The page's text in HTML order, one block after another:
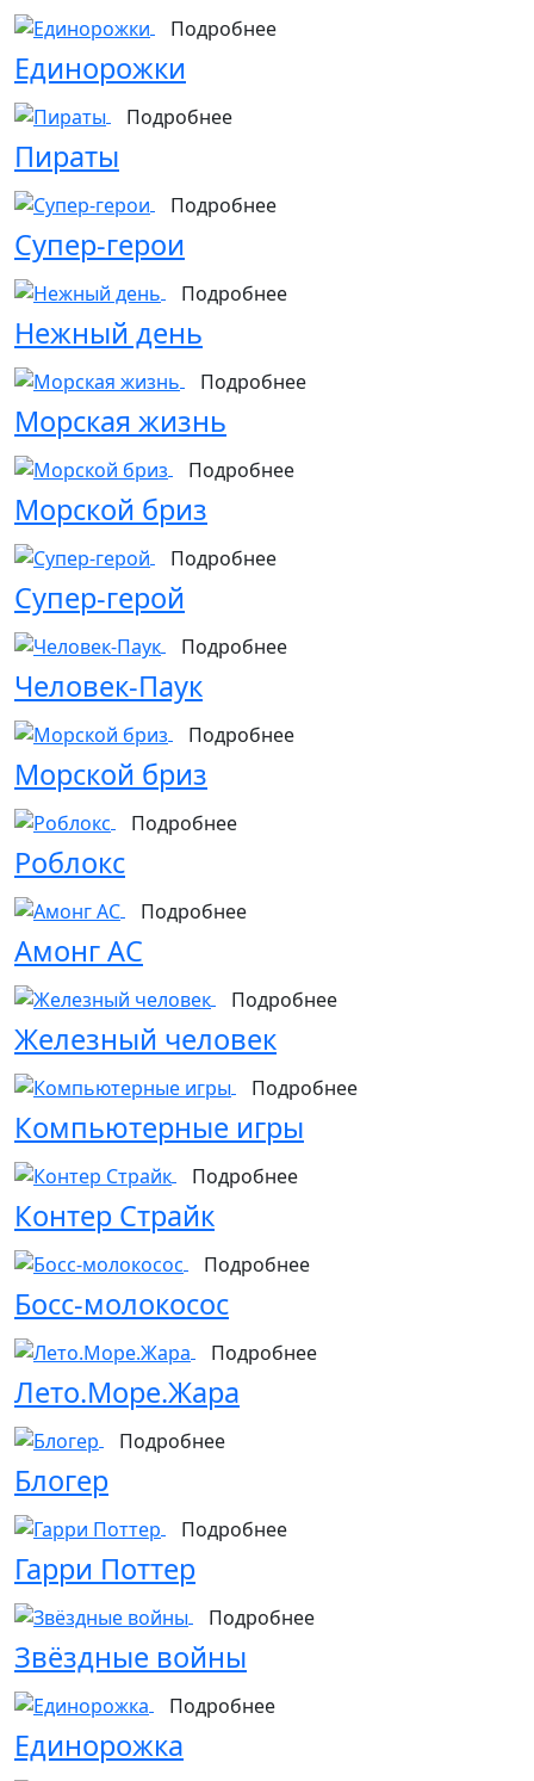
Подробнее
Единорожки
Подробнее
Пираты
Подробнее
Супер-герои
Подробнее
Нежный день
Подробнее
Морская жизнь
Подробнее
Морской бриз
Подробнее
Супер-герой
Подробнее
Человек-Паук
Подробнее
Морской бриз
Подробнее
Роблокс
Подробнее
Амонг АС
Подробнее
Железный человек
Подробнее
Компьютерные игры
Подробнее
Контер Страйк
Подробнее
Босс-молокосос
Подробнее
Лето.Море.Жара
Подробнее
Блогер
Подробнее
Гарри Поттер
Подробнее
Звёздные войны
Подробнее
Единорожка